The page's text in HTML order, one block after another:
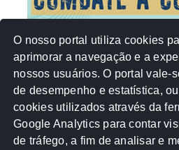
NUVEM DE TAGS
Acontece na Rede AGU
Atricon Audicom CAU-
O nosso portal utiliza cookies
aprimorar a navegação e a
nossos usuários. O portal vale-
de desempenho e estatística,
cookies utilizados através da
Google Analytics para contar
de tráfego, a fim de analisar e